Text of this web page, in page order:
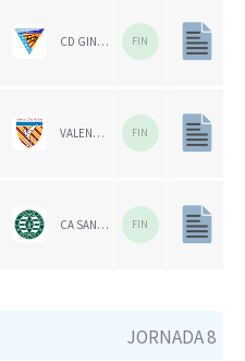
CD GINER DE LOS RÍOS FIN
VALENCIA CH 1924 FIN
CA SAN VICENTE FIN
JORNADA 8